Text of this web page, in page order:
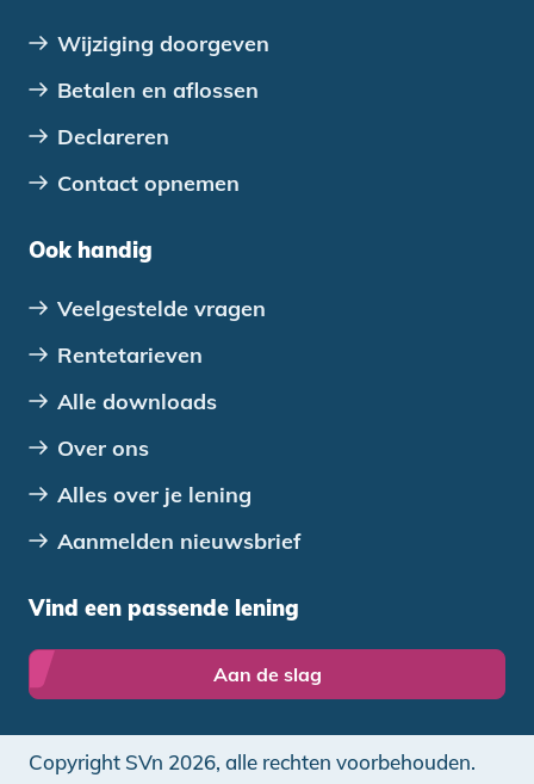
Wijziging doorgeven
Betalen en aflossen
Declareren
Contact opnemen
Ook handig
Veelgestelde vragen
Rentetarieven
Alle downloads
Over ons
Alles over je lening
Aanmelden nieuwsbrief
Vind een passende lening
Aan de slag
Copyright SVn 2026, alle rechten voorbehouden.